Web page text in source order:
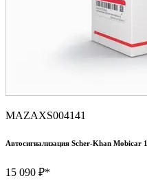
MAZAXS004141
Автосигнализация Scher-Khan Mobicar 1
15 090 ₽*